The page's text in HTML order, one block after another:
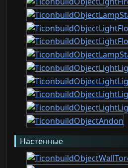
Настенные